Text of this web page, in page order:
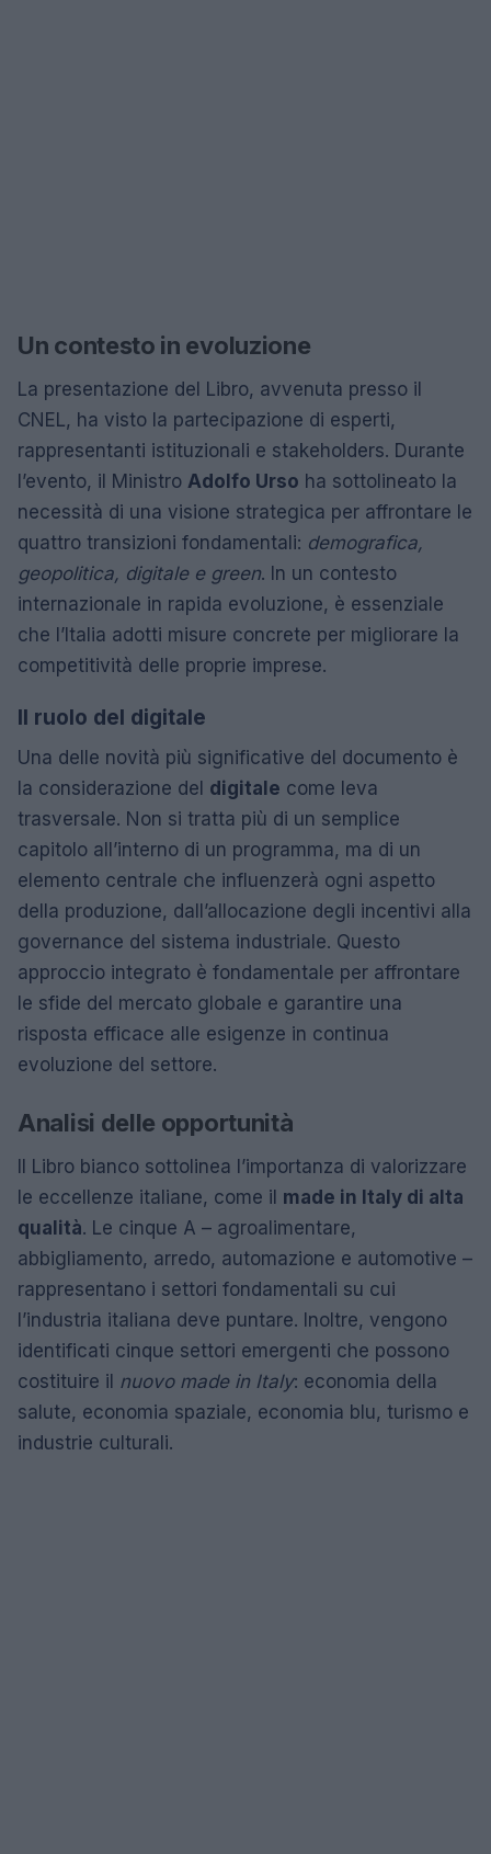
Un contesto in evoluzione
La presentazione del Libro, avvenuta presso il
CNEL, ha visto la partecipazione di esperti,
rappresentanti istituzionali e stakeholders. Durante
l’evento, il Ministro Adolfo Urso ha sottolineato la
necessità di una visione strategica per affrontare le
quattro transizioni fondamentali: demografica,
geopolitica, digitale e green. In un contesto
internazionale in rapida evoluzione, è essenziale
che l’Italia adotti misure concrete per migliorare la
competitività delle proprie imprese.
Il ruolo del digitale
Una delle novità più significative del documento è
la considerazione del digitale come leva
trasversale. Non si tratta più di un semplice
capitolo all’interno di un programma, ma di un
elemento centrale che influenzerà ogni aspetto
della produzione, dall’allocazione degli incentivi alla
governance del sistema industriale. Questo
approccio integrato è fondamentale per affrontare
le sfide del mercato globale e garantire una
risposta efficace alle esigenze in continua
evoluzione del settore.
Analisi delle opportunità
Il Libro bianco sottolinea l’importanza di valorizzare
le eccellenze italiane, come il made in Italy di alta
qualità. Le cinque A – agroalimentare,
abbigliamento, arredo, automazione e automotive –
rappresentano i settori fondamentali su cui
l’industria italiana deve puntare. Inoltre, vengono
identificati cinque settori emergenti che possono
costituire il nuovo made in Italy: economia della
salute, economia spaziale, economia blu, turismo e
industrie culturali.